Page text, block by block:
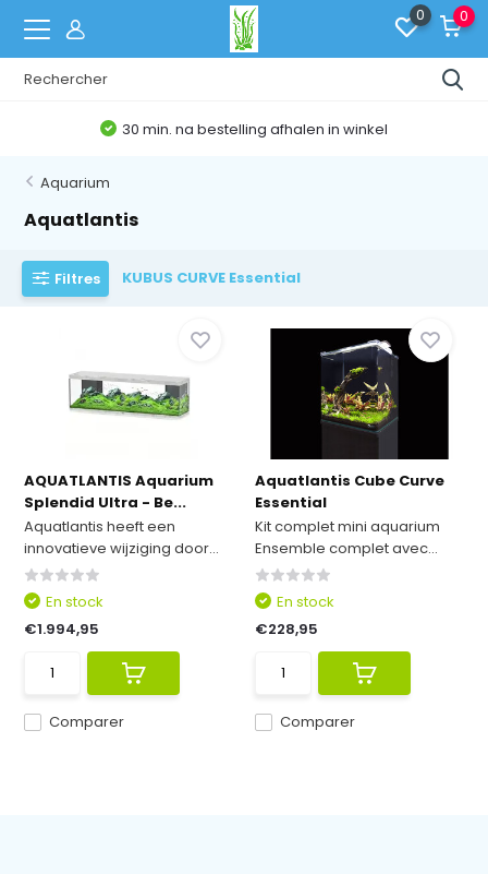
0 0
30 min. na bestelling afhalen in winkel
Aquarium
Aquatlantis
Filtres KUBUS CURVE Essential
AQUATLANTIS Aquarium
Splendid Ultra - Be...
Aquatlantis heeft een
innovatieve wijziging door...
Comparer
En stock
€1.994,95
Aquatlantis Cube Curve
Essential
Kit complet mini aquarium
Ensemble complet avec...
Comparer
En stock
€228,95